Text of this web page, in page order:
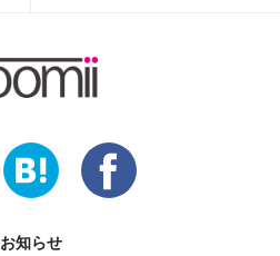
お知らせ